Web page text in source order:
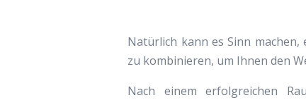
Natürlich kann es Sinn
zu kombinieren, um Ihnen den
Nach einem erfolgreichen